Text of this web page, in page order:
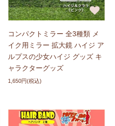
コンパクトミラー 全3種類 メ
イク用ミラー 拡大鏡 ハイジ ア
ルプスの少女ハイジ グッズ キ
ャラクターグッズ
1,650円(税込)